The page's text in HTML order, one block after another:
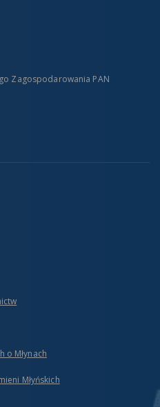
Zagospodarowania PAN
o Młynach
Młyńskich